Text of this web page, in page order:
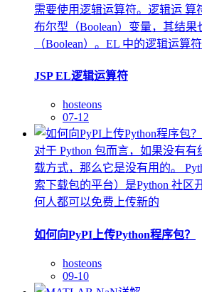
需要使用逻辑运算符。逻辑运 算
布尔型（Boolean）变量，其结果
（Boolean）。EL 中的逻辑运算
JSP EL逻辑运算符
hosteons
07-12
对于 Python 包而言，如果没有
载方式，那么它是没有用的。
索下载包的平台）是Python 社区
何人都可以免费上传新的
如何向PyPI上传Python程序包？
hosteons
09-10